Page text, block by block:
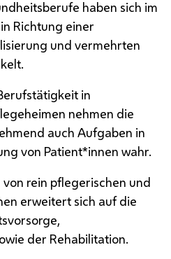
haben sich im
Richtung einer
und vermehrten
in
nehmen die
auch Aufgaben in
von Patient*innen wahr.
rein pflegerischen und
erweitert sich auf die
der Rehabilitation.